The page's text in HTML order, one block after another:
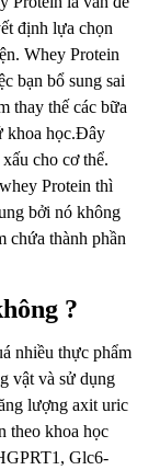
định lựa chọn
Whey Protein
bạn bổ sung sai
thay thế các bữa
khoa học.Đây
cho cơ thể.
Protein thì
bởi nó không
chứa thành phần
?
nhiều thực phẩm
vật và sử dụng
lượng axit uric
theo khoa học
Glc6-